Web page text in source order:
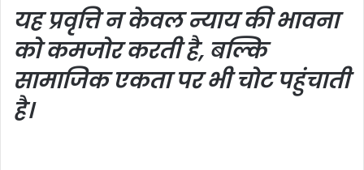
यह प्रवृत्ति न केवल न्याय की भावना
को कमजोर करती है, बल्कि
सामाजिक एकता पर भी चोट पहुंचाती
है।